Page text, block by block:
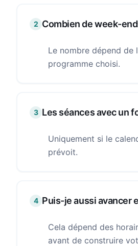
2 Combien de week-
Le nombre dépend
programme choisi.
3 Les séances avec un
Uniquement si le
prévoit.
4 Puis-je aussi avancer
Cela dépend des
avant de construire